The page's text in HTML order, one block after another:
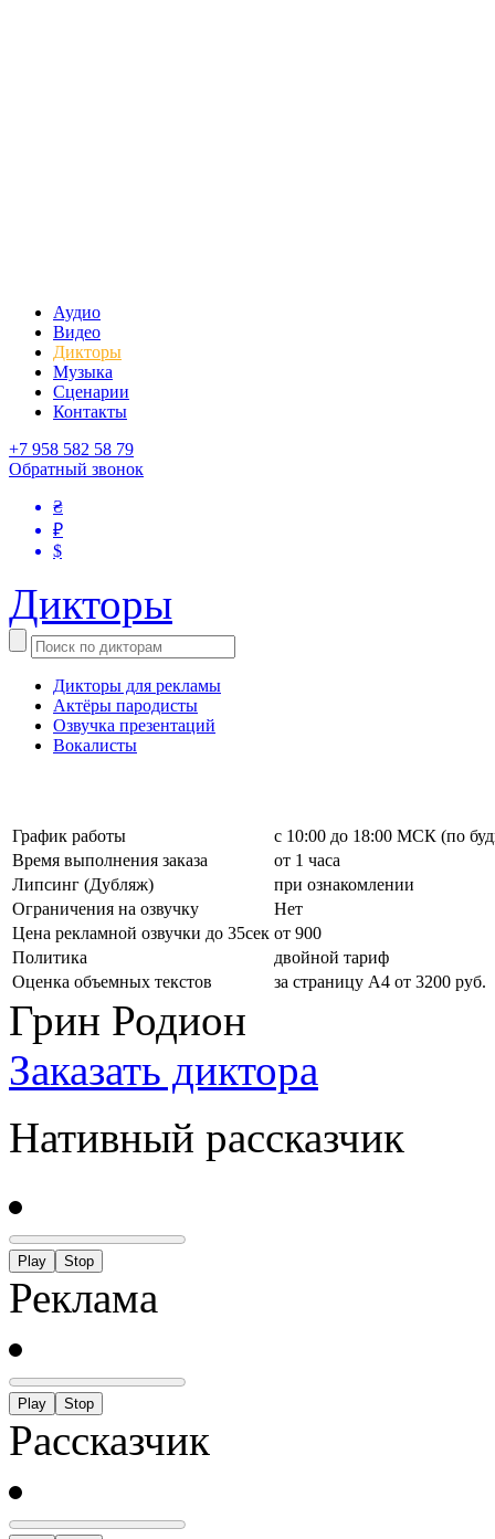
Аудио
Видео
Дикторы
Музыка
Сценарии
Контакты
+7 958 582 58 79
Обратный звонок
₴
₽
$
Дикторы
Дикторы для рекламы
Актёры пародисты
Озвучка презентаций
Вокалисты
График работы
с 10:00 до 18:00 МСК (по
Время выполнения заказа
от 1 часа
Липсинг (Дубляж)
при ознакомлении
Ограничения на озвучку
Нет
Цена рекламной озвучки до 35сек от 900
Политика
двойной тариф
Оценка объемных текстов
за страницу А4 от 3200 руб.
Грин Родион
Заказать диктора
Нативный рассказчик
Play Stop
Реклама
Play Stop
Рассказчик